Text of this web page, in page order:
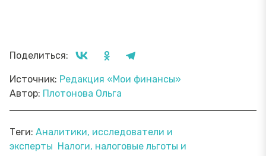
Поделиться:
Источник: Редакция «Мои финансы»
Автор: Плотонова Ольга
Теги: Аналитики, исследователи и
эксперты Налоги, налоговые льготы и